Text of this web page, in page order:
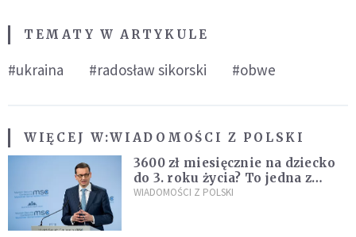
TEMATY W ARTYKULE
#ukraina #radosław sikorski #obwe
WIĘCEJ W:WIADOMOŚCI Z POLSKI
3600 zł miesięcznie na dziecko
do 3. roku życia? To jedna z
propozycji programu "Rozwój
WIADOMOŚCI Z POLSKI